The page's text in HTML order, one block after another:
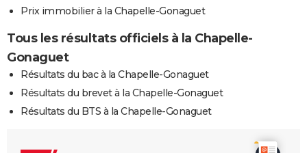
Prix immobilier à la Chapelle-Gonaguet
Tous les résultats officiels à la Chapelle-
Gonaguet
Résultats du bac à la Chapelle-Gonaguet
Résultats du brevet à la Chapelle-Gonaguet
Résultats du BTS à la Chapelle-Gonaguet